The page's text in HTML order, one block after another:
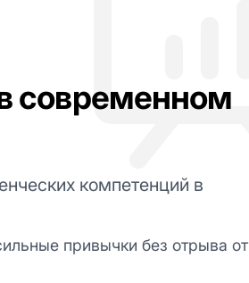
современном
компетенций в
привычки без отрыва от